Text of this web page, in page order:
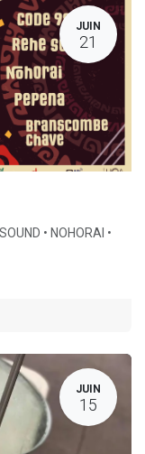
JUIN
21
• NOHORAI •
JUIN
15